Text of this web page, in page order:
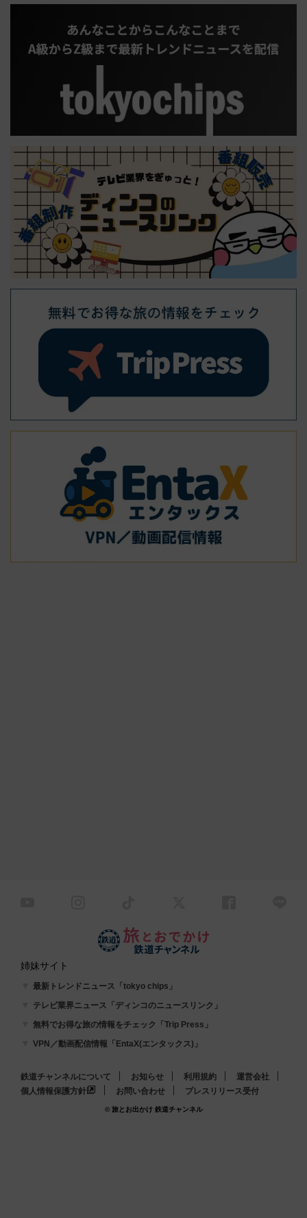
姉妹サイト
最新トレンドニュース「tokyo chips」
テレビ業界ニュース「ディンコのニュースリンク」
無料でお得な旅の情報をチェック「Trip Press」
VPN／動画配信情報「EntaX(エンタックス)」
鉄道チャンネルについて お知らせ 利用規約
運営会社
個人情報保護方針
お問い合わせ プレスリリース受付
© 旅とお出かけ 鉄道チャンネル